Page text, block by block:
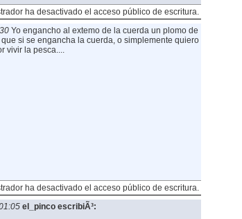
ha desactivado el acceso público de escritura.
Yo engancho al extemo de la cuerda un plomo de
si se engancha la cuerda, o simplemente quiero
vivir la pesca....
ha desactivado el acceso público de escritura.
el_pinco escribiÃ³: